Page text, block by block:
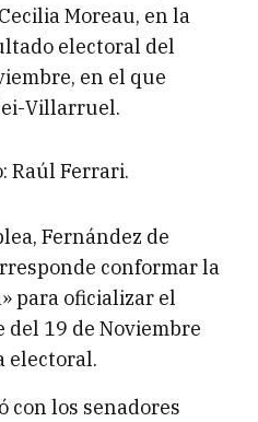
Moreau, en la
electoral del
en el que
Villarruel.
Raúl Ferrari.
Fernández de
conformar la
para oficializar el
19 de Noviembre
electoral.
con los senadores